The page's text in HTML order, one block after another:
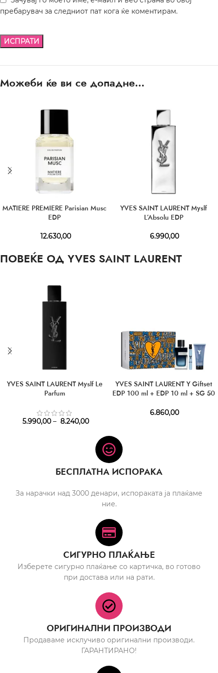
пребарувач за следниот пат кога ќе коментирам.
Можеби ќе ви се допадне…
MATIERE PREMIERE Parisian Musc
EDP
12.630,00
YVES SAINT LAURENT Myslf
L’Absolu EDP
6.990,00
ПОВЕЌЕ ОД YVES SAINT LAURENT
YVES SAINT LAURENT Myslf Le
Parfum
5.990,00 – 8.240,00
YVES SAINT LAURENT Y Giftset
EDP 100 ml + EDP 10 ml + SG 50
6.860,00
БЕСПЛАТНА ИСПОРАКА
За нарачки над 3000 денари, испораката ја плаќаме
ние.
СИГУРНО ПЛАЌАЊЕ
Изберете сигурно плаќање со картичка, во готово
при достава или на рати.
ОРИГИНАЛНИ ПРОИЗВОДИ
Продаваме исклучиво оригинални производи.
ГАРАНТИРАНО!